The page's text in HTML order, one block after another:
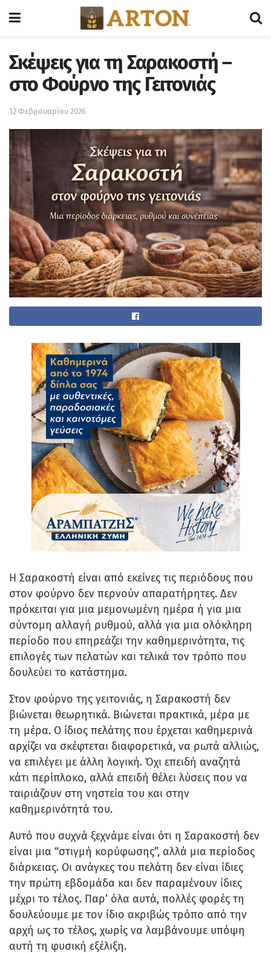
Σκέψεις για τη Σαρακοστή –
στο Φούρνο της Γειτονιάς
12 Φεβρουαρίου 2026
Η Σαρακοστή είναι από εκείνες τις περιόδους που
στον φούρνο δεν περνούν απαρατήρητες. Δεν
πρόκειται για μια μεμονωμένη ημέρα ή για μια
σύντομη αλλαγή ρυθμού, αλλά για μια ολόκληρη
περίοδο που επηρεάζει την καθημερινότητα, τις
επιλογές των πελατών και τελικά τον τρόπο που
δουλεύει το κατάστημα.
Στον φούρνο της γειτονιάς, η Σαρακοστή δεν
βιώνεται θεωρητικά. Βιώνεται πρακτικά, μέρα με
τη μέρα. Ο ίδιος πελάτης που έρχεται καθημερινά
αρχίζει να σκέφτεται διαφορετικά, να ρωτά αλλιώς,
να επιλέγει με άλλη λογική. Όχι επειδή αναζητά
κάτι περίπλοκο, αλλά επειδή θέλει λύσεις που να
ταιριάζουν στη νηστεία του και στην
καθημερινότητά του.
Αυτό που συχνά ξεχνάμε είναι ότι η Σαρακοστή δεν
είναι μια “στιγμή κορύφωσης”, αλλά μια περίοδος
διάρκειας. Οι ανάγκες του πελάτη δεν είναι ίδιες
την πρώτη εβδομάδα και δεν παραμένουν ίδιες
μέχρι το τέλος. Παρ’ όλα αυτά, πολλές φορές τη
δουλεύουμε με τον ίδιο ακριβώς τρόπο από την
αρχή ως το τέλος, χωρίς να λαμβάνουμε υπόψη
αυτή τη φυσική εξέλιξη.